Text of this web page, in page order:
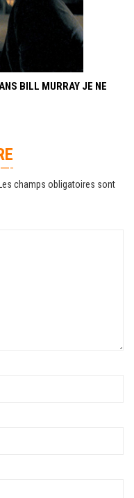
BILL MURRAY JE NE
champs obligatoires sont